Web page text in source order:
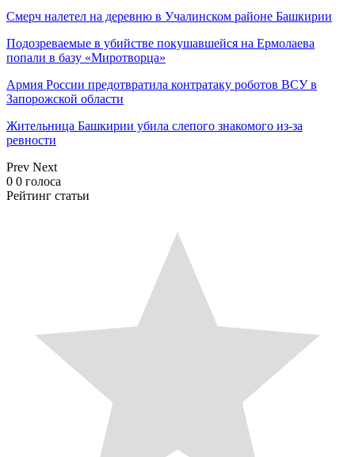
Смерч налетел на деревню в Учалинском районе Башкирии
Подозреваемые в убийстве покушавшейся на Ермолаева
попали в базу «Миротворца»
Армия России предотвратила контратаку роботов ВСУ в
Запорожской области
Жительница Башкирии убила слепого знакомого из-за
ревности
Prev Next
0 0 голоса
Рейтинг статьи